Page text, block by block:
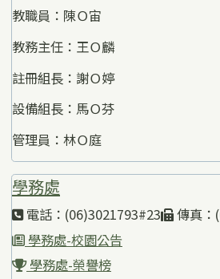
教職員：陳Ｏ宙
教務主任：王Ｏ麟
註冊組長：謝Ｏ婷
設備組長：馬Ｏ芬
管理員：林Ｏ庭
學務處
電話：(06)3021793#23
傳真：
學務處-校園公告
學務處-榮譽榜